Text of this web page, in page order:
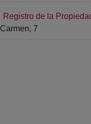
Registro de la
Carmen, 7